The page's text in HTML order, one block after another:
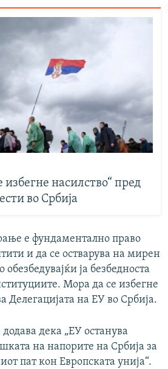
избегне насилство“ пред
во Србија
е фундаментално право
и да се остварува на мирен
ја безбедноста
Мора да се избегне
Делегацијата на ЕУ во Србија.
дека „ЕУ останува
на напорите на Србија за
пат кон Европската унија“.